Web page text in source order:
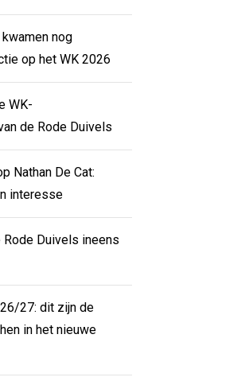
nog
op het WK 2026
WK-
de Rode Duivels
Nathan De Cat:
interesse
Rode Duivels ineens
27: dit zijn de
in het nieuwe